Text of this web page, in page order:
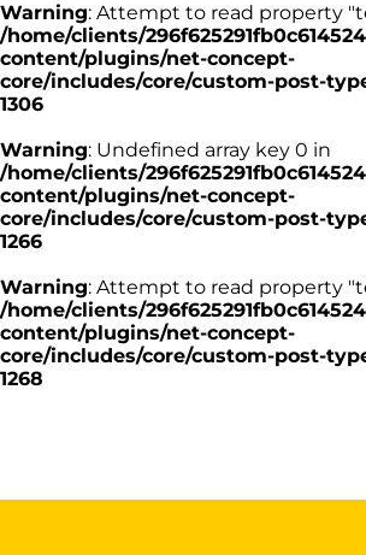
Warning: Attempt to read property
/home/clients/
content/plugins/net-concept-
core/includes/core/custom-post-
1306
Warning: Undefined array key 0 in
/home/clients/
content/plugins/net-concept-
core/includes/core/custom-post-
1266
Warning: Attempt to read property
/home/clients/
content/plugins/net-concept-
core/includes/core/custom-post-
1268